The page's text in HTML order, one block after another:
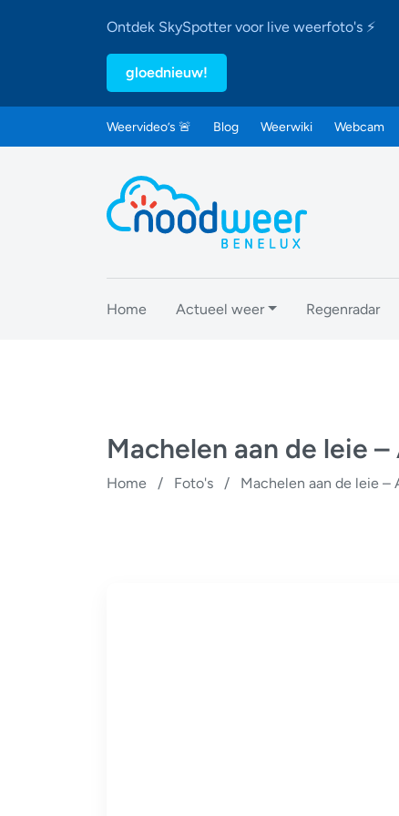
Ontdek SkySpotter voor live weerfoto's ⚡
gloednieuw!
Weervideo’s 🚨 Blog Weerwiki Webcam
Home Actueel weer Regenradar
Machelen aan de leie
Home / Foto's / Machelen aan de leie –